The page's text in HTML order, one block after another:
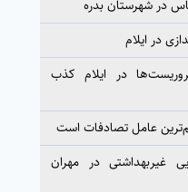
در شهرستان بدره
در ایلام
در ایلام کذب
عامل تصادفات است
غیربهداشتی در مهران